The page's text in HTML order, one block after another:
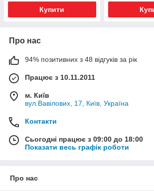
Купити
Про нас
94% позитивних з 48 відгуків за рік
Працює з 10.11.2011
м. Київ
вул.Вавілових, 17, Київ, Україна
Контакти
Сьогодні працює з 09:00 до 18:00
Показати весь графік роботи
Про нас